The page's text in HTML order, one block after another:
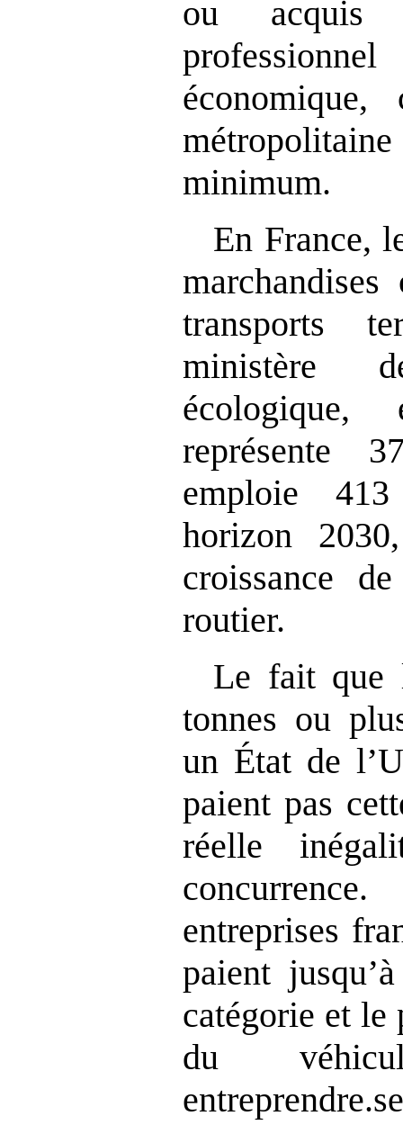
ou acquis
minimum.
En France,
transports
ministère
représente
emploie
horizon
croissance
routier.
Le fait que
tonnes ou
un État de
paient pas
réelle
entreprises
paient
catégorie et le
du